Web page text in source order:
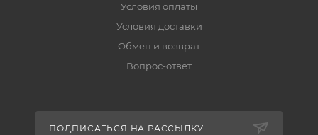
Условия оплаты
Условия доставки
Обмен и возврат
Вопрос-ответ
ПОДПИСАТЬСЯ НА РАССЫЛКУ